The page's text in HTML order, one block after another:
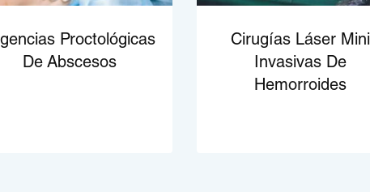
Proctológicas
De Abscesos
Cirugías Láser Mini
Invasivas De
Hemorroides